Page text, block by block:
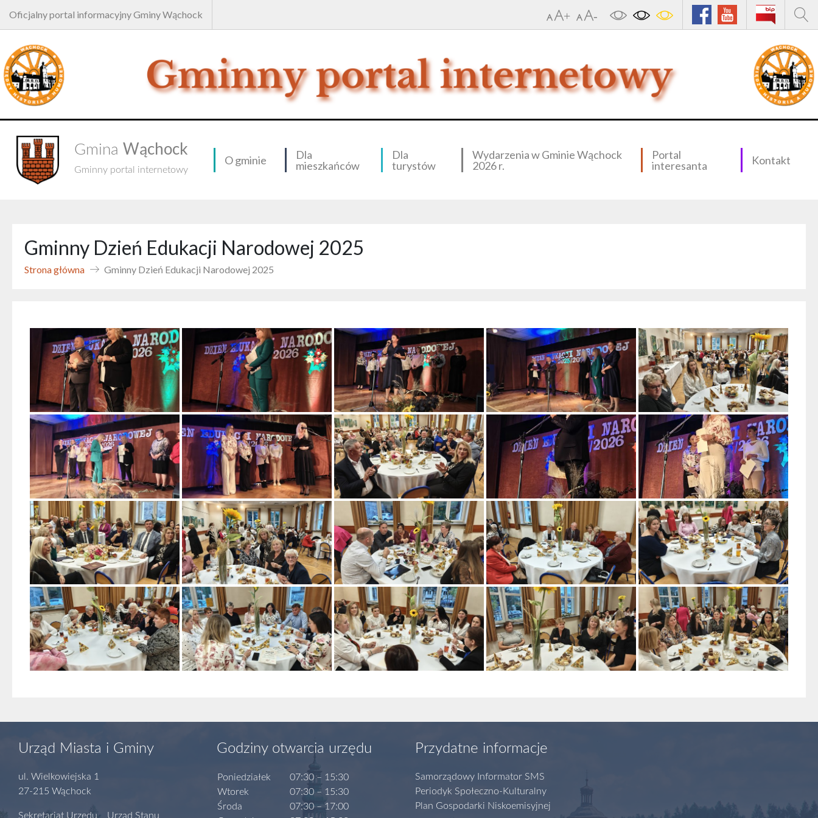
Oficjalny portal informacyjny Gminy Wąchock
Gmina Wąchock
Gminny portal internetowy
O gminie
Dla
mieszkańców
Dla
turystów
Wydarzenia w Gminie Wąchock
2026 r.
Portal
interesanta
Kontakt
Gminny Dzień Edukacji Narodowej 2025
Strona główna Gminny Dzień Edukacji Narodowej 2025
Urząd Miasta i Gminy
ul. Wielkowiejska 1
27-215 Wąchock
Sekretariat Urzędu Urząd Stanu
Godziny otwarcia urzędu
Poniedziałek
Wtorek
Środa
07:30 – 15:30
07:30 – 15:30
07:30 – 17:00
Przydatne informacje
Samorządowy Informator SMS
Periodyk Społeczno-Kulturalny
Plan Gospodarki Niskoemisyjnej